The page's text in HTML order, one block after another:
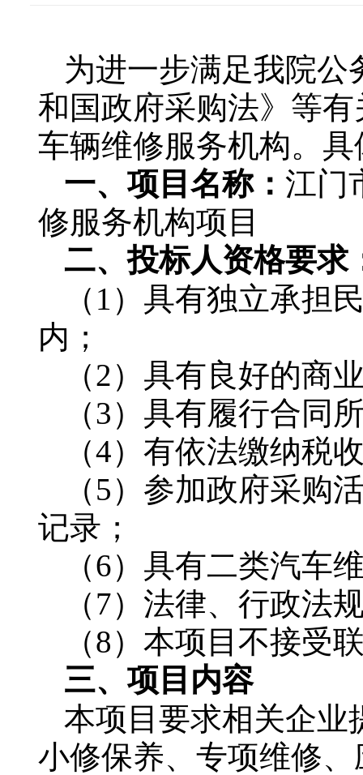
为进一步满足我院
和国政府采购法》等
车辆维修服务机构。
一、项目名称： 江门
修服务机构项目
二、投标人资格要求
（1）具有独立承担
内；
（2）具有良好的商
（3）具有履行合同
（4）有依法缴纳税
（5）参加政府采购
记录；
（6）具有二类汽车
（7）法律、行政法
（8）本项目不接受
三、项目内容
本项目要求相关企业
小修保养、专项维修